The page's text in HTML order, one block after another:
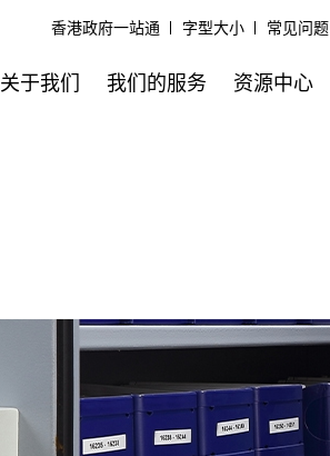
香港政府一站通 字型大小 常见问题
关于我们 我们的服务 资源中心